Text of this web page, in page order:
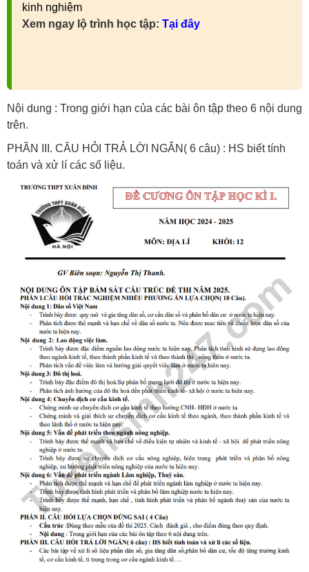
kinh nghiệm
Xem ngay lộ trình học tập: Tại đây
Nội dung : Trong giới hạn của các bài ôn tập theo 6 nội dung
trên.
PHẦN III. CÂU HỎI TRẢ LỜI NGẮN( 6 câu) : HS biết tính
toán và xử lí các số liệu.